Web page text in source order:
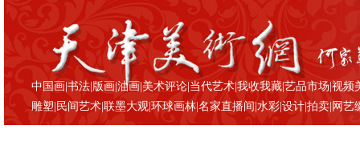
中国画 |书法 版画 |油画 |美术评论 当代艺术 |我收我藏 |艺品市场 |视频
雕塑 民间艺术 |联墨大观 |环球画林 |名家直播间 |水彩 |设计 |拍卖 网艺